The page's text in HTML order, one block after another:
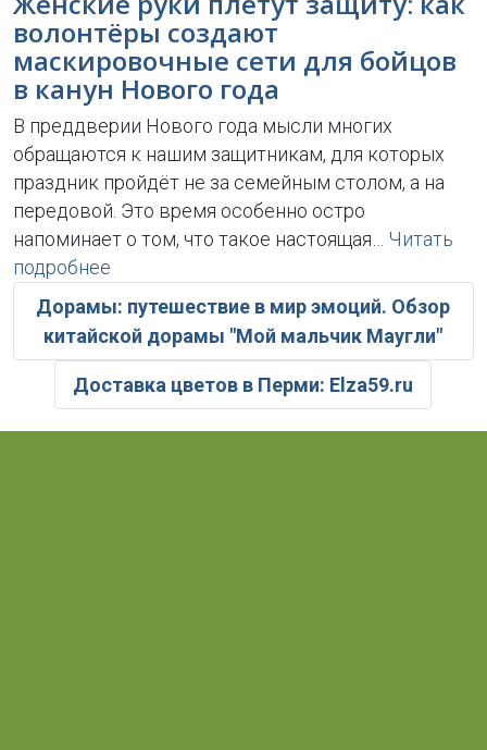
волонтёры создают
маскировочные сети для бойцов
в канун Нового года
В преддверии Нового года мысли многих
обращаются к нашим защитникам, для которых
праздник пройдёт не за семейным столом, а на
передовой. Это время особенно остро
напоминает о том, что такое настоящая… Читать
подробнее
Дорамы: путешествие в мир эмоций. Обзор
китайской дорамы "Мой мальчик Маугли"
Доставка цветов в Перми: Elza59.ru